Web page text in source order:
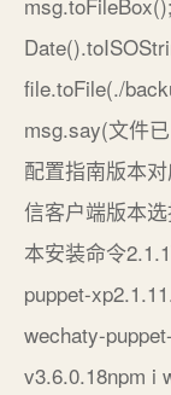
file.toFile(./
msg.say(文件
配置指南版本
信客户端版本
本安装命令
puppet-
wechaty-
v3.6.0.18npm i